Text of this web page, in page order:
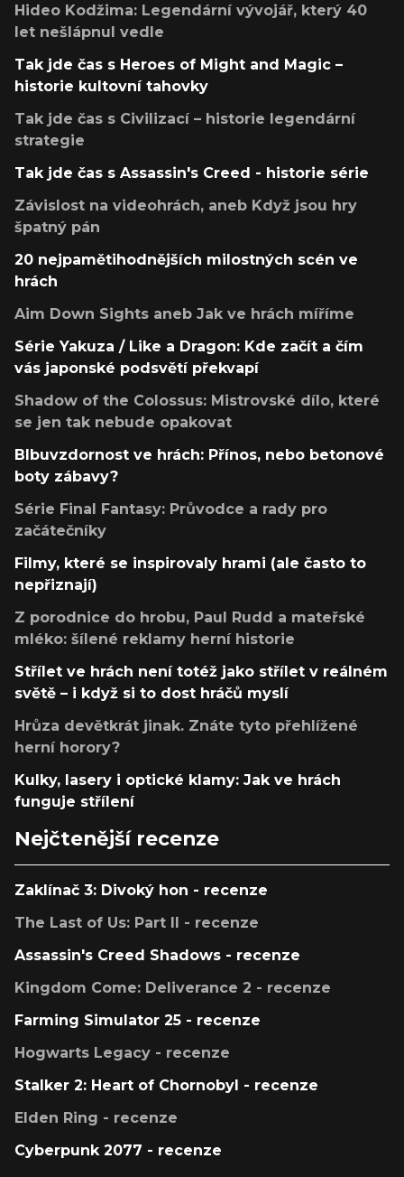
Hideo Kodžima: Legendární vývojář, který 40
let nešlápnul vedle
Tak jde čas s Heroes of Might and Magic –
historie kultovní tahovky
Tak jde čas s Civilizací – historie legendární
strategie
Tak jde čas s Assassin's Creed - historie série
Závislost na videohrách, aneb Když jsou hry
špatný pán
20 nejpamětihodnějších milostných scén ve
hrách
Aim Down Sights aneb Jak ve hrách míříme
Série Yakuza / Like a Dragon: Kde začít a čím
vás japonské podsvětí překvapí
Shadow of the Colossus: Mistrovské dílo, které
se jen tak nebude opakovat
Blbuvzdornost ve hrách: Přínos, nebo betonové
boty zábavy?
Série Final Fantasy: Průvodce a rady pro
začátečníky
Filmy, které se inspirovaly hrami (ale často to
nepřiznají)
Z porodnice do hrobu, Paul Rudd a mateřské
mléko: šílené reklamy herní historie
Střílet ve hrách není totéž jako střílet v reálném
světě – i když si to dost hráčů myslí
Hrůza devětkrát jinak. Znáte tyto přehlížené
herní horory?
Kulky, lasery i optické klamy: Jak ve hrách
funguje střílení
Nejčtenější recenze
Zaklínač 3: Divoký hon - recenze
The Last of Us: Part II - recenze
Assassin's Creed Shadows - recenze
Kingdom Come: Deliverance 2 - recenze
Farming Simulator 25 - recenze
Hogwarts Legacy - recenze
Stalker 2: Heart of Chornobyl - recenze
Elden Ring - recenze
Cyberpunk 2077 - recenze